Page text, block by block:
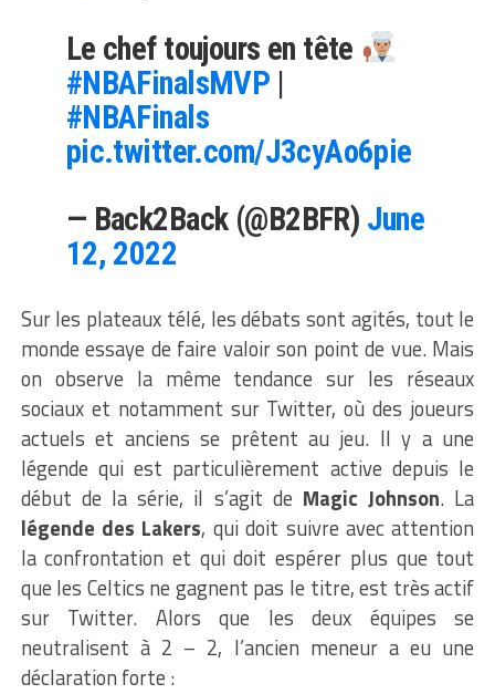
Le chef toujours en tête
#NBAFinalsMVP |
#NBAFinals
pic.twitter.com/J3cyAo6pie
— Back2Back (@B2BFR) June
12, 2022
Sur les plateaux télé, les débats sont agités, tout le
monde essaye de faire valoir son point de vue. Mais
on observe la même tendance sur les réseaux
sociaux et notamment sur Twitter, où des joueurs
actuels et anciens se prêtent au jeu. Il y a une
légende qui est particulièrement active depuis le
début de la série, il s’agit de Magic Johnson. La
légende des Lakers, qui doit suivre avec attention
la confrontation et qui doit espérer plus que tout
que les Celtics ne gagnent pas le titre, est très actif
sur Twitter. Alors que les deux équipes se
neutralisent à 2 – 2, l’ancien meneur a eu une
déclaration forte :